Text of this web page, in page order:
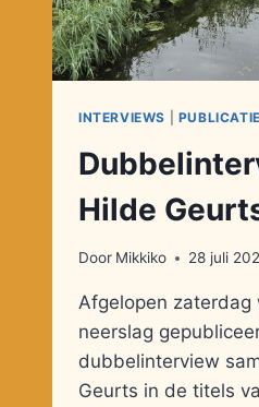
INTERVIEWS
Hilde
Door Mikkiko 28 juli
Afgelopen zaterdag
neerslag
dubbelinterview
Geurts in de titels